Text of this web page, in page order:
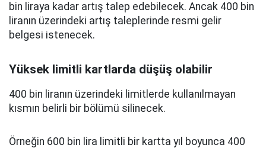
bin liraya kadar artış talep edebilecek. Ancak 400 bin
liranın üzerindeki artış taleplerinde resmi gelir
belgesi istenecek.
Yüksek limitli kartlarda düşüş olabilir
400 bin liranın üzerindeki limitlerde kullanılmayan
kısmın belirli bir bölümü silinecek.
Örneğin 600 bin lira limitli bir kartta yıl boyunca 400